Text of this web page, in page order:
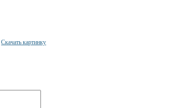
Скачать картинку